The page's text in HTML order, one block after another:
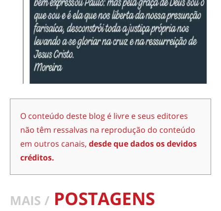
O conteúdo deste blog é livre e seus editores
não têm ressalvas na reprodução do conteúdo
em outros canais, desde que dados os devidos
créditos.
MAIS / POSTAGENS